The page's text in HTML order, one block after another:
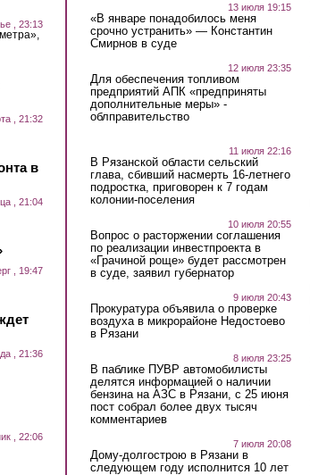
, 23:13
, 21:32
в
, 21:04
, 19:47
, 21:36
, 22:06
13 июля 19:15
«В январе понадобилось меня
срочно устранить» — Константин
Смирнов в суде
12 июля 23:35
Для обеспечения топливом
предприятий АПК «предприняты
дополнительные меры» -
облправительство
11 июля 22:16
В Рязанской области сельский
глава, сбивший насмерть 16-летнего
подростка, приговорен к 7 годам
колонии-поселения
10 июля 20:55
Вопрос о расторжении соглашения
по реализации инвестпроекта в
«Грачиной роще» будет рассмотрен
в суде, заявил губернатор
9 июля 20:43
Прокуратура объявила о проверке
воздуха в микрорайоне Недостоево
в Рязани
8 июля 23:25
В паблике ПУВР автомобилисты
делятся информацией о наличии
бензина на АЗС в Рязани, с 25 июня
пост собрал более двух тысяч
комментариев
7 июля 20:08
Дому-долгострою в Рязани в
следующем году исполнится 10 лет